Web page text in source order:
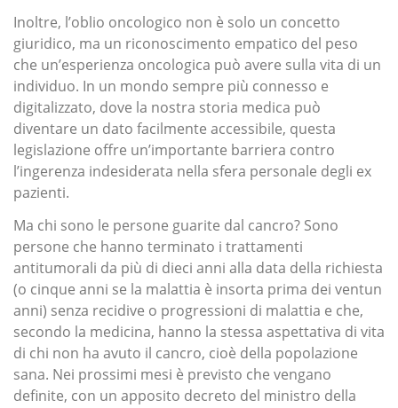
Inoltre, l’oblio oncologico non è solo un concetto
giuridico, ma un riconoscimento empatico del peso
che un’esperienza oncologica può avere sulla vita di un
individuo. In un mondo sempre più connesso e
digitalizzato, dove la nostra storia medica può
diventare un dato facilmente accessibile, questa
legislazione offre un’importante barriera contro
l’ingerenza indesiderata nella sfera personale degli ex
pazienti.
Ma chi sono le persone guarite dal cancro? Sono
persone che hanno terminato i trattamenti
antitumorali da più di dieci anni alla data della richiesta
(o cinque anni se la malattia è insorta prima dei ventun
anni) senza recidive o progressioni di malattia e che,
secondo la medicina, hanno la stessa aspettativa di vita
di chi non ha avuto il cancro, cioè della popolazione
sana. Nei prossimi mesi è previsto che vengano
definite, con un apposito decreto del ministro della